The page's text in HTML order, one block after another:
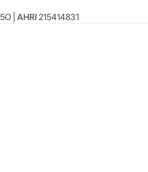
| AHRI215414831